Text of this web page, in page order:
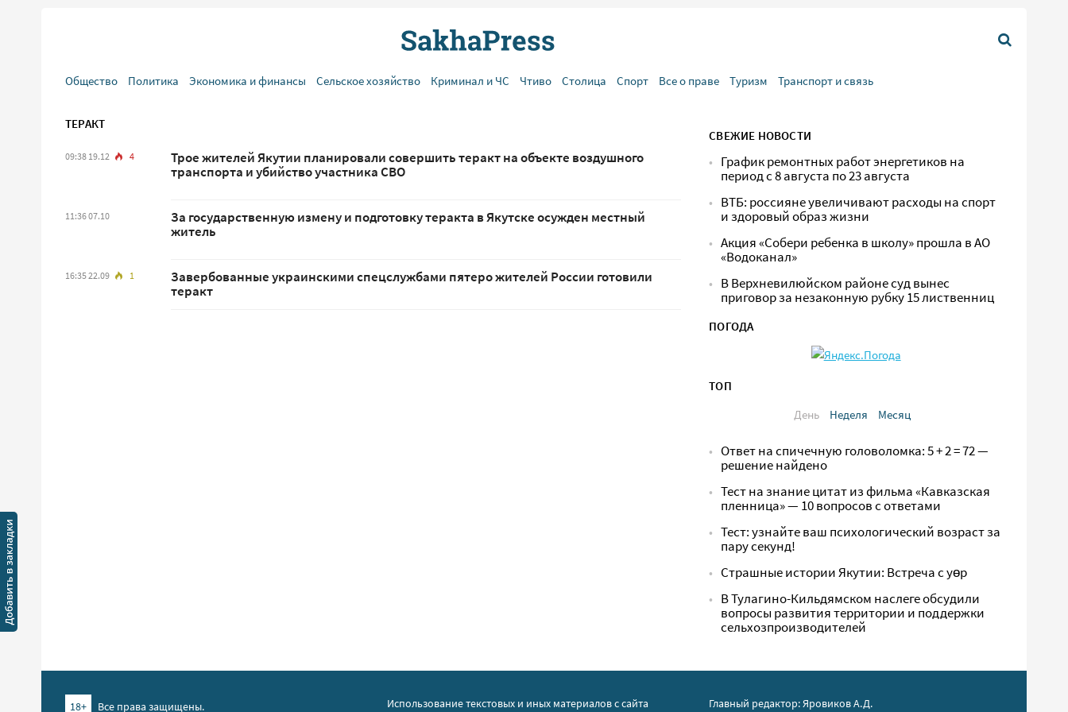
Общество Политика Экономика и финансы Сельское хозяйство Криминал и ЧС Чтиво Столица Спорт Все о праве Туризм Транспорт и связь
ТЕРАКТ
09:38 19.12 4
Трое жителей Якутии планировали совершить теракт на объекте воздушного
транспорта и убийство участника СВО
11:36 07.10
За государственную измену и подготовку теракта в Якутске осужден местный
житель
16:35 22.09 1
Завербованные украинскими спецслужбами пятеро жителей России готовили
теракт
СВЕЖИЕ НОВОСТИ
График ремонтных работ энергетиков на
период с 8 августа по 23 августа
ВТБ: россияне увеличивают расходы на спорт
и здоровый образ жизни
Акция «Собери ребенка в школу» прошла в АО
«Водоканал»
В Верхневилюйском районе суд вынес
приговор за незаконную рубку 15 лиственниц
ПОГОДА
ТОП
День
Неделя Месяц
Ответ на спичечную головоломка: 5 + 2 = 72 —
решение найдено
Тест на знание цитат из фильма «Кавказская
пленница» — 10 вопросов с ответами
Тест: узнайте ваш психологический возраст за
пару секунд!
Страшные истории Якутии: Встреча с yөр
В Тулагино-Кильдямском наслеге обсудили
вопросы развития территории и поддержки
сельхозпроизводителей
18+ Все права защищены. Использование текстовых и иных материалов с сайта Главный редактор: Яровиков А.Д.